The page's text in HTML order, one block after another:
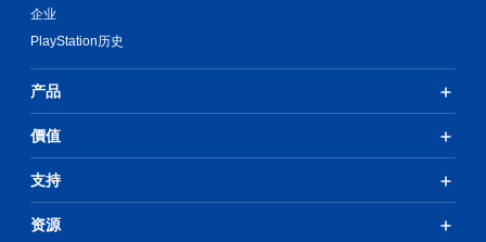
企业
PlayStation历史
产品
價值
支持
资源